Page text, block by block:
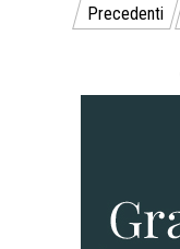
Paginazione
articoli
Precedenti